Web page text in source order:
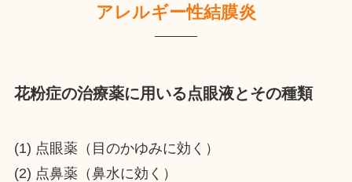
アレルギー性結膜炎
花粉症の治療薬に用いる点眼液とその種類
(1) 点眼薬（目のかゆみに効く）
(2) 点鼻薬（鼻水に効く）